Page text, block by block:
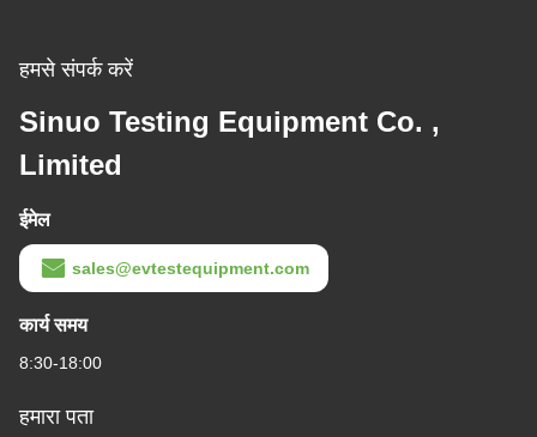
हमसे संपर्क करें
Sinuo Testing Equipment Co. ,
Limited
ईमेल
sales@evtestequipment.com
कार्य समय
8:30-18:00
हमारा पता